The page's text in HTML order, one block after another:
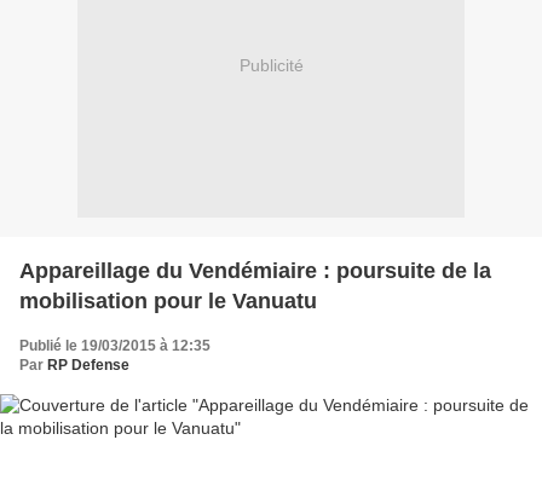
Publicité
Appareillage du Vendémiaire : poursuite de la
mobilisation pour le Vanuatu
Publié le 19/03/2015 à 12:35
Par RP Defense